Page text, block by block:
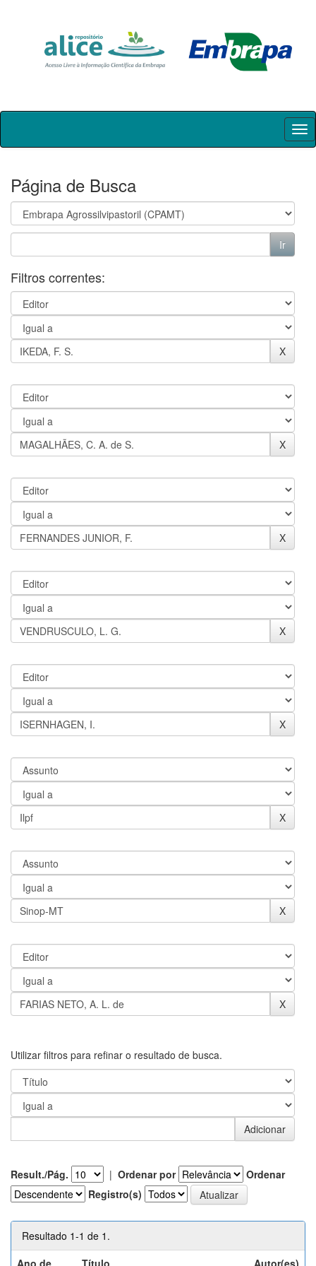
Skip
Página de Busca
Filtros correntes:
Utilizar filtros para refinar o resultado de busca.
Result./Pág. | Ordenar por
Ordenar
Registro(s)
Resultado 1-1 de 1.
Ano de
Título Autor(es)